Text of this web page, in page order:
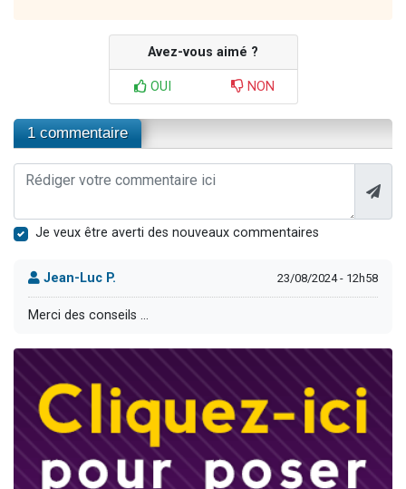
Avez-vous aimé ?
OUI NON
1 commentaire
Je veux être averti des nouveaux commentaires
Jean-Luc P. 23/08/2024 - 12h58
Merci des conseils ...